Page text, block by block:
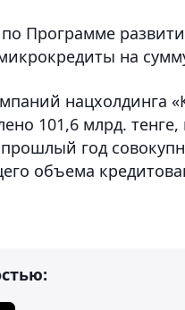
Программе
на
нацхолдинга
101,6 млрд.
прошлый год
объема